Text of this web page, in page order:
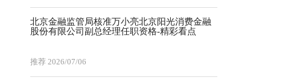
北京金融监管局核准万小亮北京阳光消费金融
股份有限公司副总经理任职资格-精彩看点
推荐 2026/07/06